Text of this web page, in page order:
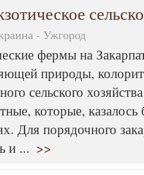
- Ужгород
фермы на
природы,
сельского
которые,
Для порядочного
и ... >>